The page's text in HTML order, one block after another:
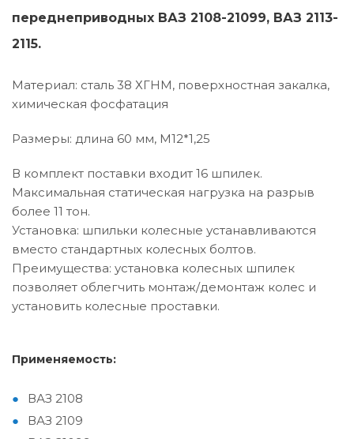
переднеприводных ВАЗ 2108-21099, ВАЗ 2113-
2115.
Материал: сталь 38 ХГНМ, поверхностная закалка,
химическая фосфатация
Размеры: длина 60 мм, M12*1,25
В комплект поставки входит 16 шпилек.
Максимальная статическая нагрузка на разрыв
более 11 тон.
Установка: шпильки колесные устанавливаются
вместо стандартных колесных болтов.
Преимущества: установка колесных шпилек
позволяет облегчить монтаж/демонтаж колес и
установить колесные проставки.
Применяемость:
ВАЗ 2108
ВАЗ 2109